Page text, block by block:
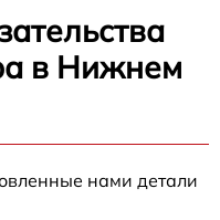
в Нижнем
нами детали